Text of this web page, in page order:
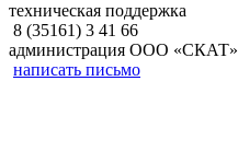
техническая поддержка
8 (35161) 3 41 66
администрация ООО «СКАТ»
написать письмо